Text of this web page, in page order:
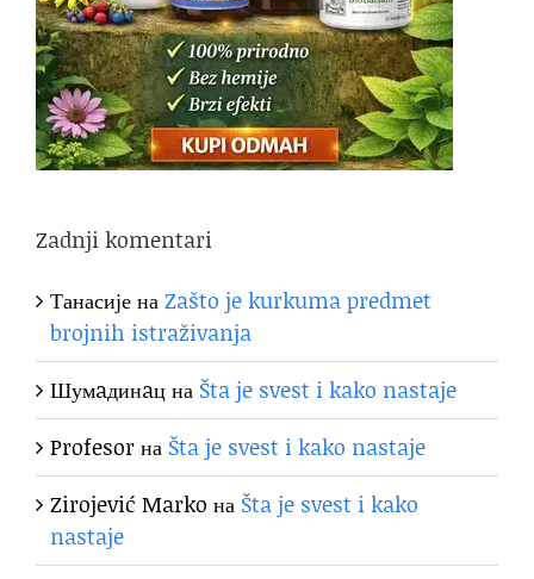
Zadnji komentari
ТанасијенаZašto je kurkuma predmet
brojnih istraživanja
Шумaдинaцна Šta je svest i kako nastaje
Profesorна Šta je svest i kako nastaje
Zirojević Marko на Šta je svest i kako
nastaje